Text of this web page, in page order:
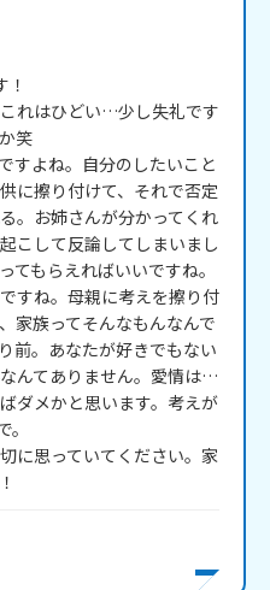
れはひどい…少し失礼です
笑
すよね。自分のしたいこと
に擦り付けて、それで否定
。お姉さんが分かってくれ
こして反論してしまいまし
てもらえればいいですね。
すね。母親に考えを擦り付
家族ってそんなもんなんで
前。あなたが好きでもない
んてありません。愛情は…
ダメかと思います。考えが
に思っていてください。家